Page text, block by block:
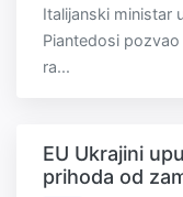
Italijanski ministar
Piantedosi
ra...
EU Ukrajini
prihoda od